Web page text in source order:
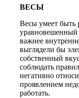
ВЕСЫ
Весы умеет быть
уравновешенный
важнее
выглядели бы
собственный
соблюдать
негативно
проявлением
работать.